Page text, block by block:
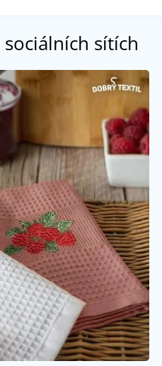
sítích